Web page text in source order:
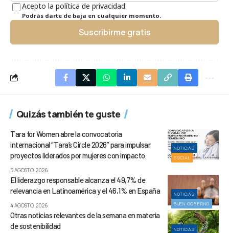
Acepto la política de privacidad.
Podrás darte de baja en cualquier momento.
Suscribirme gratis
Quizás también te guste
NOTICIAS
SOCIAL
Tara for Women abre la convocatoria
internacional “Tara’s Circle 2026” para impulsar
proyectos liderados por mujeres con impacto
5 AGOSTO, 2026
NOTICIAS
BUEN GOBIERNO
El liderazgo responsable alcanza el 49,7% de
relevancia en Latinoamérica y el 46,1% en España
4 AGOSTO, 2026
NOTICIAS
Otras noticias relevantes de la semana en materia
de sostenibilidad